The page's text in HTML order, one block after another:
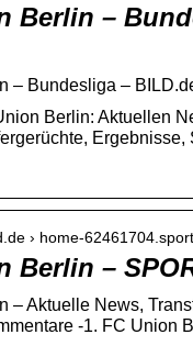
Berlin –
– Bundesliga –
Berlin: Aktuellen
Ergebnisse,
› home-
Berlin –
– Aktuelle News,
-1. FC Union